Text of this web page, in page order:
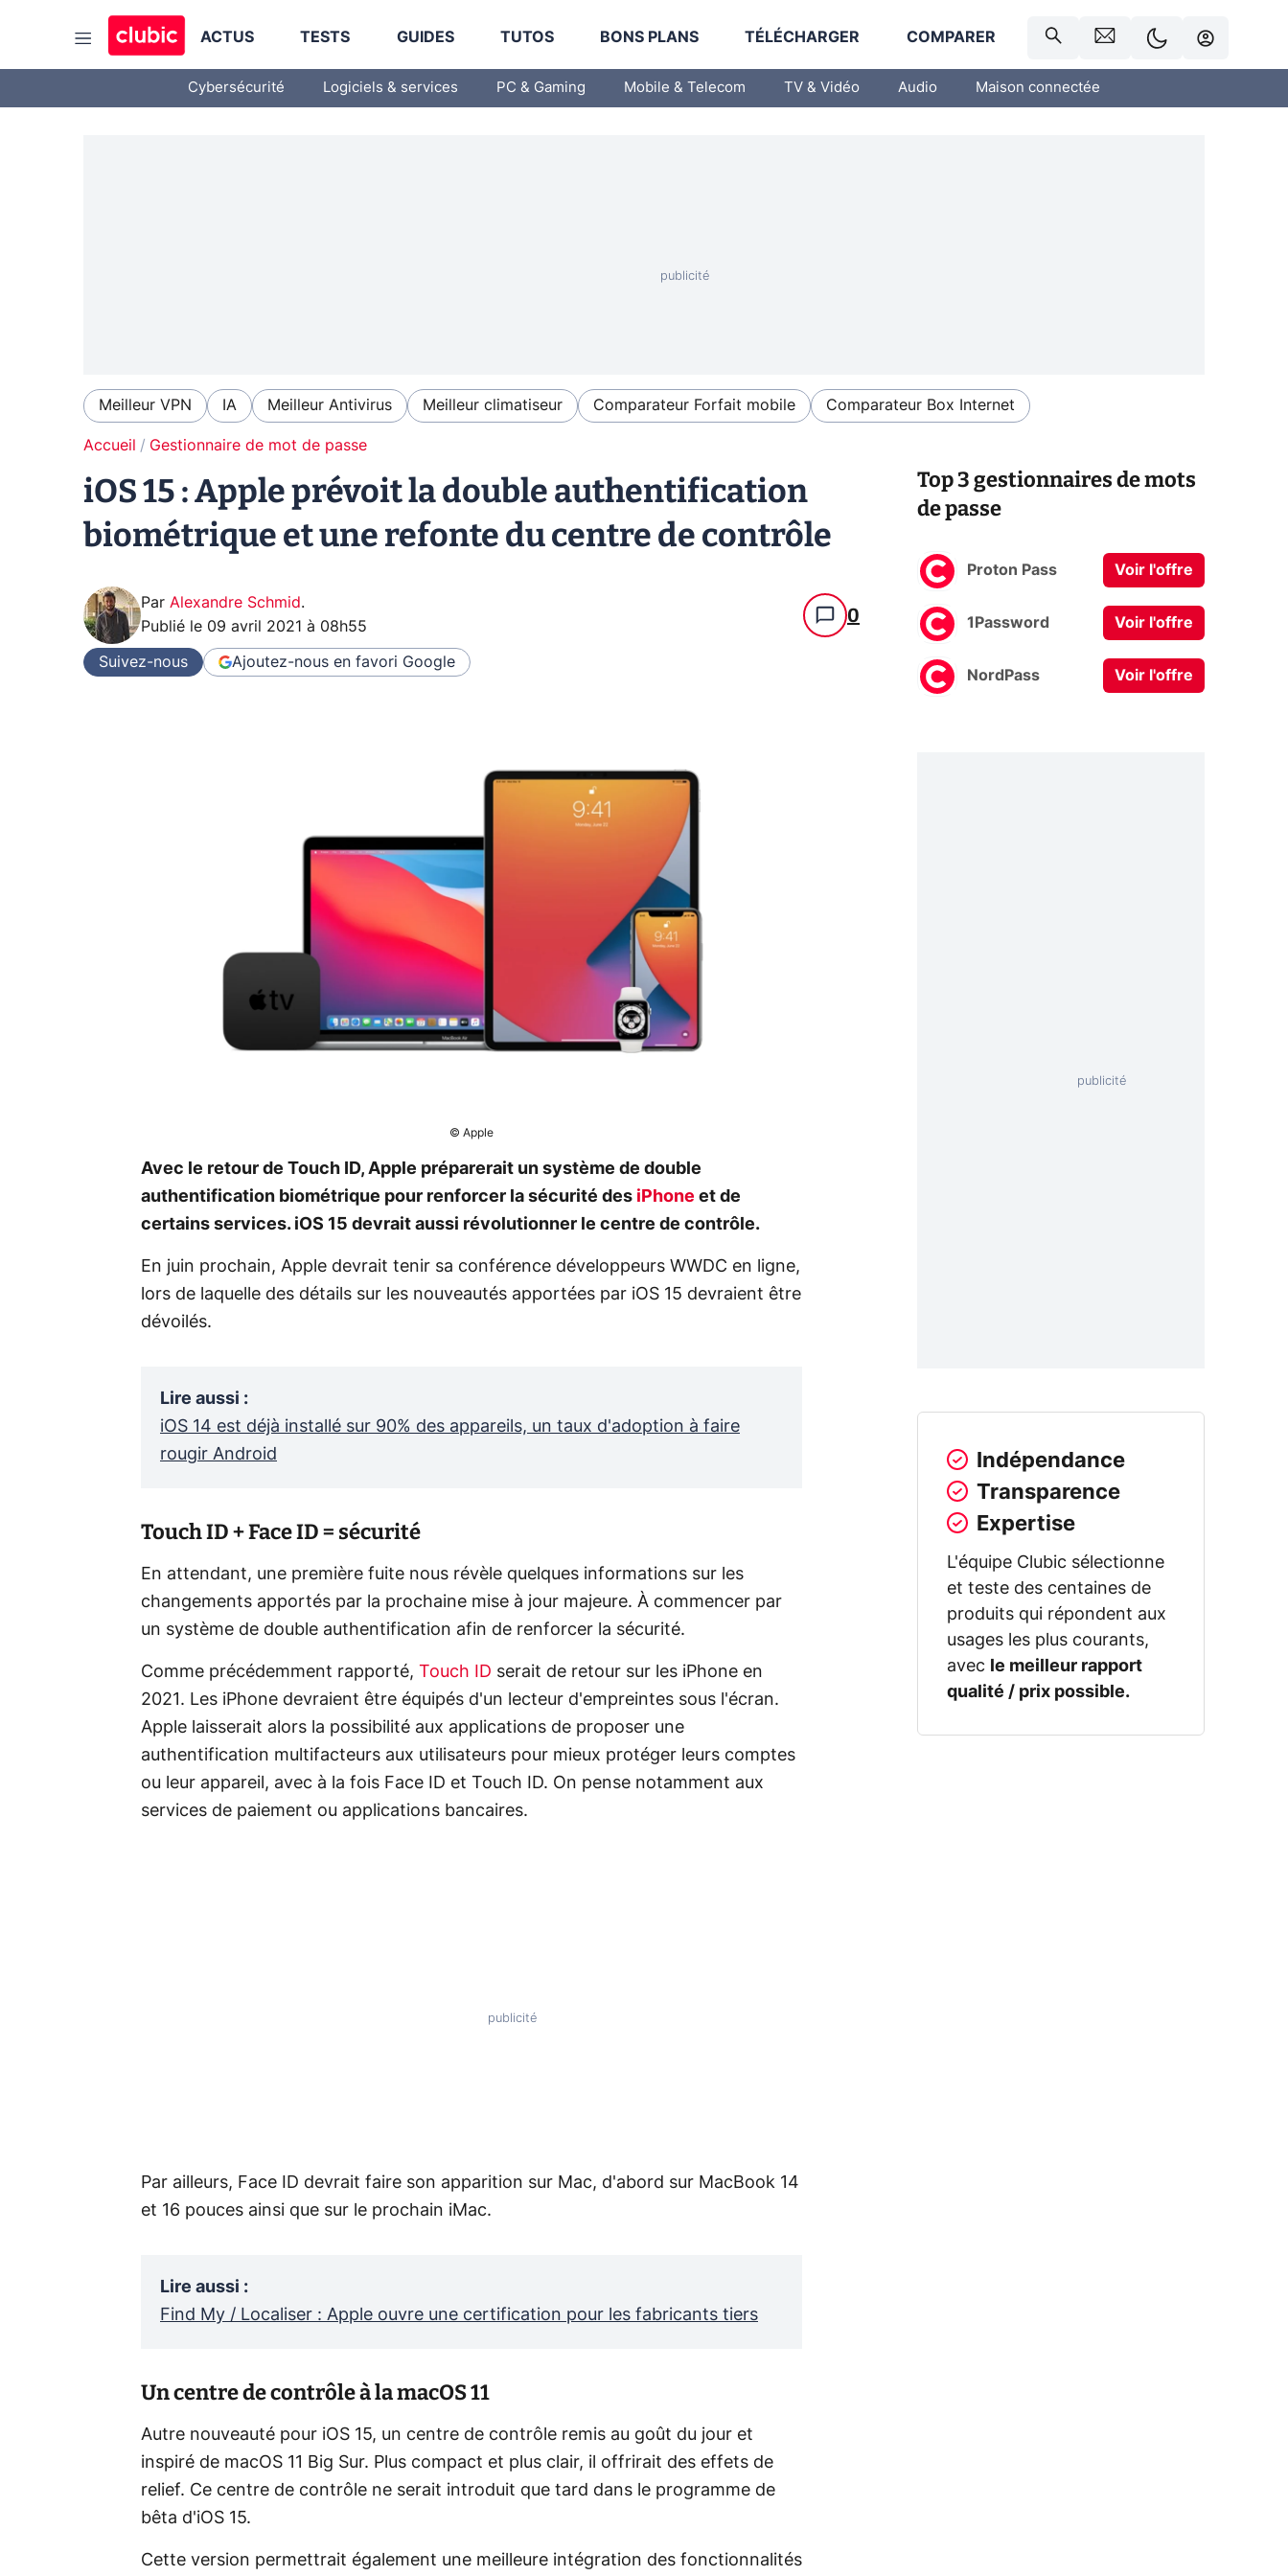
ACTUS TESTS GUIDES TUTOS BONS PLANS TÉLÉCHARGER COMPARER
Cybersécurité Logiciels & services PC & Gaming Mobile & Telecom TV & Vidéo Audio Maison connectée
Meilleur VPN IA Meilleur Antivirus Meilleur climatiseur Comparateur Forfait mobile Comparateur Box Internet
Accueil Gestionnaire de mot de passe
iOS 15 : Apple prévoit la double authentification
biométrique et une refonte du centre de contrôle
Par Alexandre Schmid.
Publié le 09 avril 2021 à 08h55 0
Suivez-nous Ajoutez-nous en favori Google
© Apple
Avec le retour de Touch ID, Apple préparerait un système de double
authentification biométrique pour renforcer la sécurité des iPhone et de
certains services. iOS 15 devrait aussi révolutionner le centre de contrôle.
En juin prochain, Apple devrait tenir sa conférence développeurs WWDC en ligne,
lors de laquelle des détails sur les nouveautés apportées par iOS 15 devraient être
dévoilés.
Lire aussi :
iOS 14 est déjà installé sur 90% des appareils, un taux d'adoption à faire
rougir Android
Touch ID + Face ID = sécurité
En attendant, une première fuite nous révèle quelques informations sur les
changements apportés par la prochaine mise à jour majeure. À commencer par
un système de double authentification afin de renforcer la sécurité.
Comme précédemment rapporté, Touch ID serait de retour sur les iPhone en
2021. Les iPhone devraient être équipés d'un lecteur d'empreintes sous l'écran.
Apple laisserait alors la possibilité aux applications de proposer une
authentification multifacteurs aux utilisateurs pour mieux protéger leurs comptes
ou leur appareil, avec à la fois Face ID et Touch ID. On pense notamment aux
services de paiement ou applications bancaires.
Par ailleurs, Face ID devrait faire son apparition sur Mac, d'abord sur MacBook 14
et 16 pouces ainsi que sur le prochain iMac.
Lire aussi :
Find My / Localiser : Apple ouvre une certification pour les fabricants tiers
Un centre de contrôle à la macOS 11
Autre nouveauté pour iOS 15, un centre de contrôle remis au goût du jour et
inspiré de macOS 11 Big Sur. Plus compact et plus clair, il offrirait des effets de
relief. Ce centre de contrôle ne serait introduit que tard dans le programme de
bêta d'iOS 15.
Cette version permettrait également une meilleure intégration des fonctionnalités
Top 3 gestionnaires de mots
de passe
Proton Pass Voir l'offre
1Password Voir l'offre
NordPass Voir l'offre
Indépendance
Transparence
Expertise
L'équipe Clubic sélectionne
et teste des centaines de
produits qui répondent aux
usages les plus courants,
avec
le meilleur rapport
qualité / prix possible.